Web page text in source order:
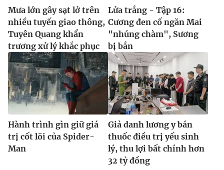
Mưa lớn gây sạt lở trên
nhiều tuyến giao thông,
Tuyên Quang khẩn
trương xử lý khắc phục
Lửa trắng - Tập 16:
Cương đen cố ngăn Mai
"nhúng chàm", Sương
bị bắn
Hành trình gìn giữ giá
trị cốt lõi của Spider-
Man
Giả danh lương y bán
thuốc điều trị yếu sinh
lý, thu lợi bất chính hơn
32 tỷ đồng